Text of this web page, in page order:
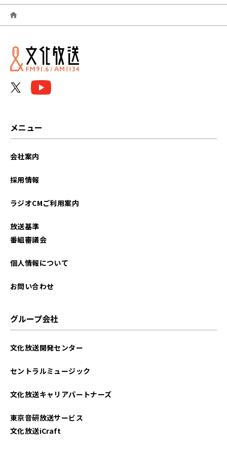
2026年06月
2026年05月
2026年04月
2025年07月
2025年04月
メニュー
会社案内
採用情報
ラジオCMご利用案内
放送基準
番組審議会
個人情報について
お問い合わせ
グループ会社
文化放送開発センター
セントラルミュージック
文化放送キャリアパートナーズ
東京音研放送サービス
文化放送iCraft